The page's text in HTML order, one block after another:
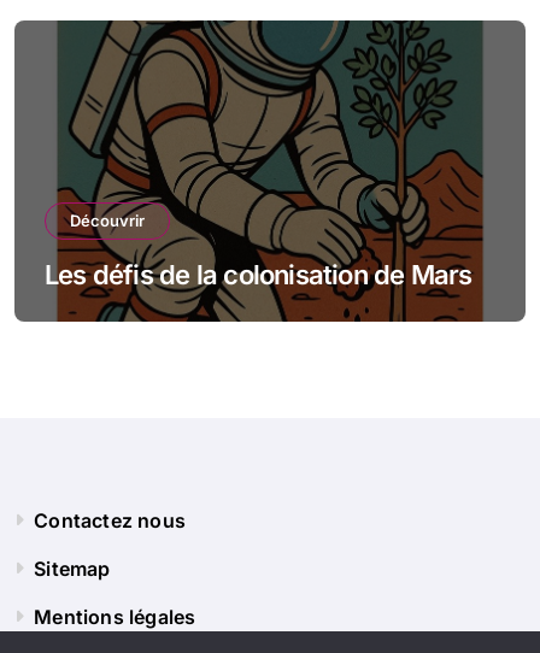
Découvrir
Les défis de la colonisation de Mars
Contactez nous
Sitemap
Mentions légales